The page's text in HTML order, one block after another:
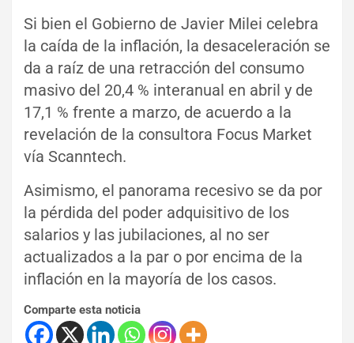
Si bien el Gobierno de Javier Milei celebra
la caída de la inflación, la desaceleración se
da a raíz de una retracción del consumo
masivo del 20,4 % interanual en abril y de
17,1 % frente a marzo, de acuerdo a la
revelación de la consultora Focus Market
vía Scanntech.
Asimismo, el panorama recesivo se da por
la pérdida del poder adquisitivo de los
salarios y las jubilaciones, al no ser
actualizados a la par o por encima de la
inflación en la mayoría de los casos.
Comparte esta noticia